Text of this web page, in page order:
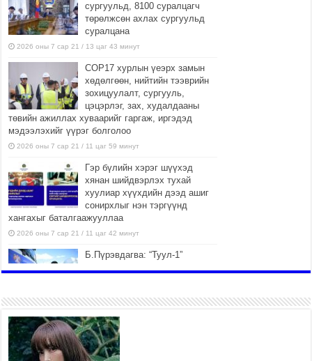
сургуульд, 8100 суралцагч
төрөлжсөн ахлах сургуульд
суралцана
2026 оны 7 сар 21 / 13 цаг 43 минут
COP17 хурлын үеэрх замын
хөдөлгөөн, нийтийн тээврийн
зохицуулалт, сургууль,
цэцэрлэг, зах, худалдааны
төвийн ажиллах хуваарийг гаргаж, иргэдэд
мэдээлэхийг үүрэг болголоо
2026 оны 7 сар 21 / 11 цаг 59 минут
Гэр бүлийн хэрэг шүүхэд
хянан шийдвэрлэх тухай
хуулиар хүүхдийн дээд ашиг
сонирхлыг нэн тэргүүнд
хангахыг баталгаажууллаа
2026 оны 7 сар 21 / 11 цаг 42 минут
Б.Пүрэвдагва: “Туул-1”
2026 оны 7 сар 21 / 10 цаг 15 минут
НИЙСЛЭЛ, АЙМГИЙН
УДИРДЛАГУУДЫН АЖЛЫГ
ХҮНД СУРТЛЫГ БУУРУУЛЖ,